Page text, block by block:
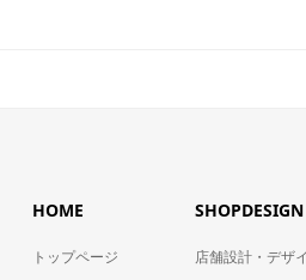
HOME
トップページ
SHOPDESIGN
店舗設計・デザ